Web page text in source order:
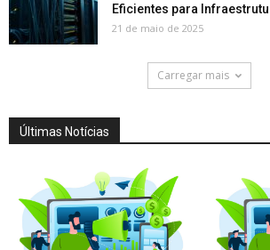
Eficientes para
21 de maio de 2025
Carregar mais
Últimas Notícias